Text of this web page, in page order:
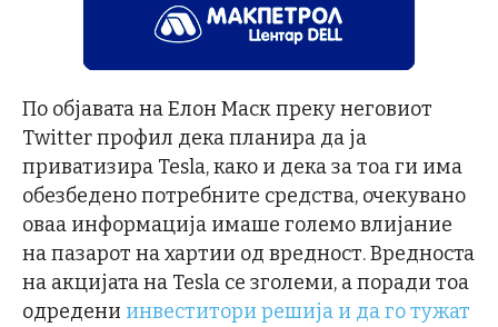
По објавата на Елон Маск преку неговиот
Twitter профил дека планира да ја
приватизира Tesla, како и дека за тоа ги има
обезбедено потребните средства, очекувано
оваа информација имаше големо влијание
на пазарот на хартии од вредност. Вредноста
на акцијата на Tesla се зголеми, а поради тоа
одредени инвеститори решија и да го тужат